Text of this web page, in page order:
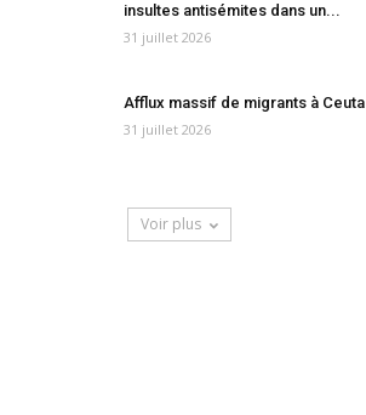
insultes antisémites dans un...
31 juillet 2026
Afflux massif de migrants à Ceuta
31 juillet 2026
Voir plus